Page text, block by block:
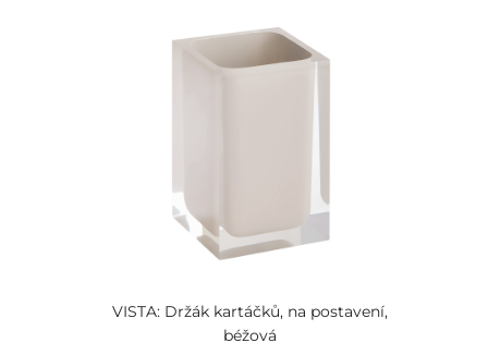
VISTA: Držák kartáčků, na postavení,
béžová